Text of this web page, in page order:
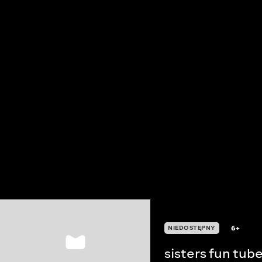
NIEDOSTĘPNY 6+
sisters fun